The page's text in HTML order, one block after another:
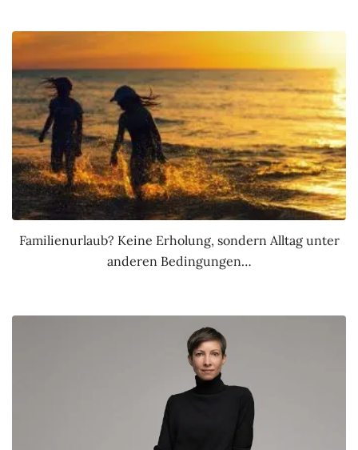
Familienurlaub? Keine Erholung, sondern Alltag unter
anderen Bedingungen…